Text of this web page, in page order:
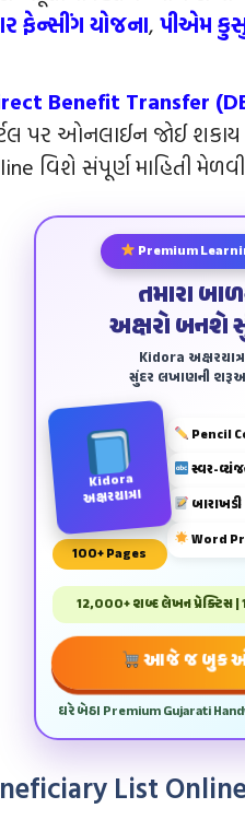
ફેન્‍સીંગ યોજના, પીએમ
Benefit Transfer
પર ઓનલાઈન જોઈ
વિશે સંપૂર્ણ માહિતી
Premium
તમારા
અક્ષરો બનશે
Kidora
સુંદર લખાણની
Kidora
અક્ષરયાત્રા
100+ Pages
Pencil
સ્વર-
બારાખડી
Word
12,000+ શબ્દ લેખન પ્રેક્ટિસ |
આજે જ બુક
ઘરે બેઠા Premium Gujarati
List